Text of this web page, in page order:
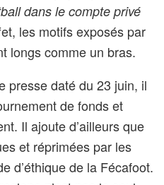
dans le compte privé
les motifs exposés par
longs comme un bras.
presse daté du 23 juin, il
de fonds et
Il ajoute d’ailleurs que
et réprimées par les
d’éthique de la Fécafoot.